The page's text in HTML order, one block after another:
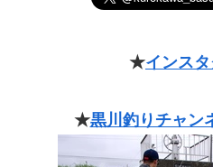
★インス
★黒川釣りチャン